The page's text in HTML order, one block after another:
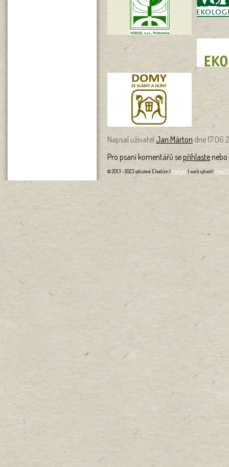
Napsal uživatel Jan Márton dne
Pro psaní komentářů sepřihlastenebo
© 2013 - 2023 sdružení Ekodům | Kontakt | web vytvořil Pavel